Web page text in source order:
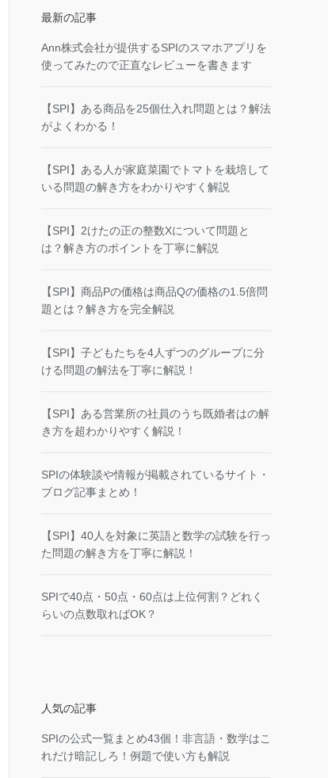
最新の記事
Ann株式会社が提供するSPIのスマホアプリを
使ってみたので正直なレビューを書きます
【SPI】ある商品を25個仕入れ問題とは？解法
がよくわかる！
【SPI】ある人が家庭菜園でトマトを栽培して
いる問題の解き方をわかりやすく解説
【SPI】2けたの正の整数Xについて問題と
は？解き方のポイントを丁寧に解説
【SPI】商品Pの価格は商品Qの価格の1.5倍問
題とは？解き方を完全解説
【SPI】子どもたちを4人ずつのグループに分
ける問題の解法を丁寧に解説！
【SPI】ある営業所の社員のうち既婚者はの解
き方を超わかりやすく解説！
SPIの体験談や情報が掲載されているサイト・
ブログ記事まとめ！
【SPI】40人を対象に英語と数学の試験を行っ
た問題の解き方を丁寧に解説！
SPIで40点・50点・60点は上位何割？どれく
らいの点数取ればOK？
人気の記事
SPIの公式一覧まとめ43個！非言語・数学はこ
れだけ暗記しろ！例題で使い方も解説